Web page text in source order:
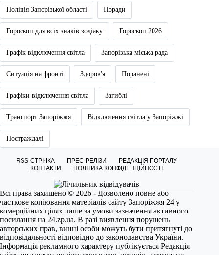
Поліція Запорізької області Поради
Гороскоп для всіх знаків зодіаку Гороскоп 2026
Графік відключення світла Запорізька міська рада
Ситуація на фронті Здоров'я Поранені
Графіки відключення світла Загиблі
Транспорт Запоріжжя Відключення світла у Запоріжжі
Постраждалі
RSS-СТРІЧКА ПРЕС-РЕЛІЗИ
РЕДАКЦІЯ ПОРТАЛУ
КОНТАКТИ
ПОЛІТИКА КОНФІДЕНЦІЙНОСТІ
Всі права захищено © 2026 - Дозволено повне або
часткове копіювання матеріалів сайту Запоріжжя 24 у
комерційних цілях лише за умови зазначення активного
посилання на 24.zp.ua. В разі виявлення порушень
авторських прав, винні особи можуть бути притягнуті до
відповідальності відповідно до законодавства України.
Інформація рекламного характеру публікується Редакція